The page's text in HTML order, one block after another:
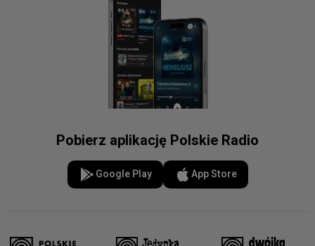
Pobierz aplikację Polskie Radio
Google Play App Store